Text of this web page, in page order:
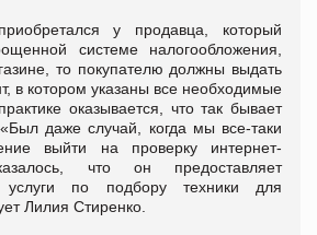
у продавца, который
системе налогообложения,
то покупателю должны выдать
в котором указаны все необходимые
оказывается, что так бывает
даже случай, когда мы все-таки
выйти на проверку интернет-
что он предоставляет
услуги по подбору техники для
Лилия Стиренко.